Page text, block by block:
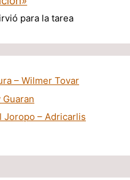
para la tarea
– Wilmer Tovar
Joropo – Adricarlis